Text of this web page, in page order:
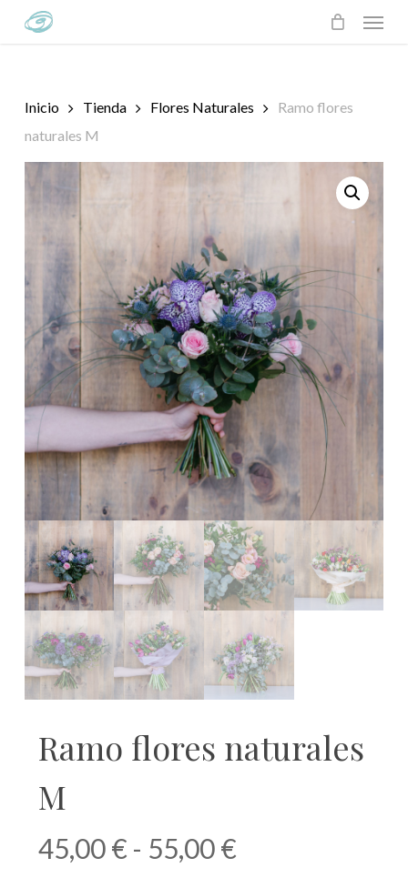
Menu
Inicio Tienda Flores Naturales
Ramo flores
naturales M
Ramo flores naturales
M
45,00€ - 55,00€Rango